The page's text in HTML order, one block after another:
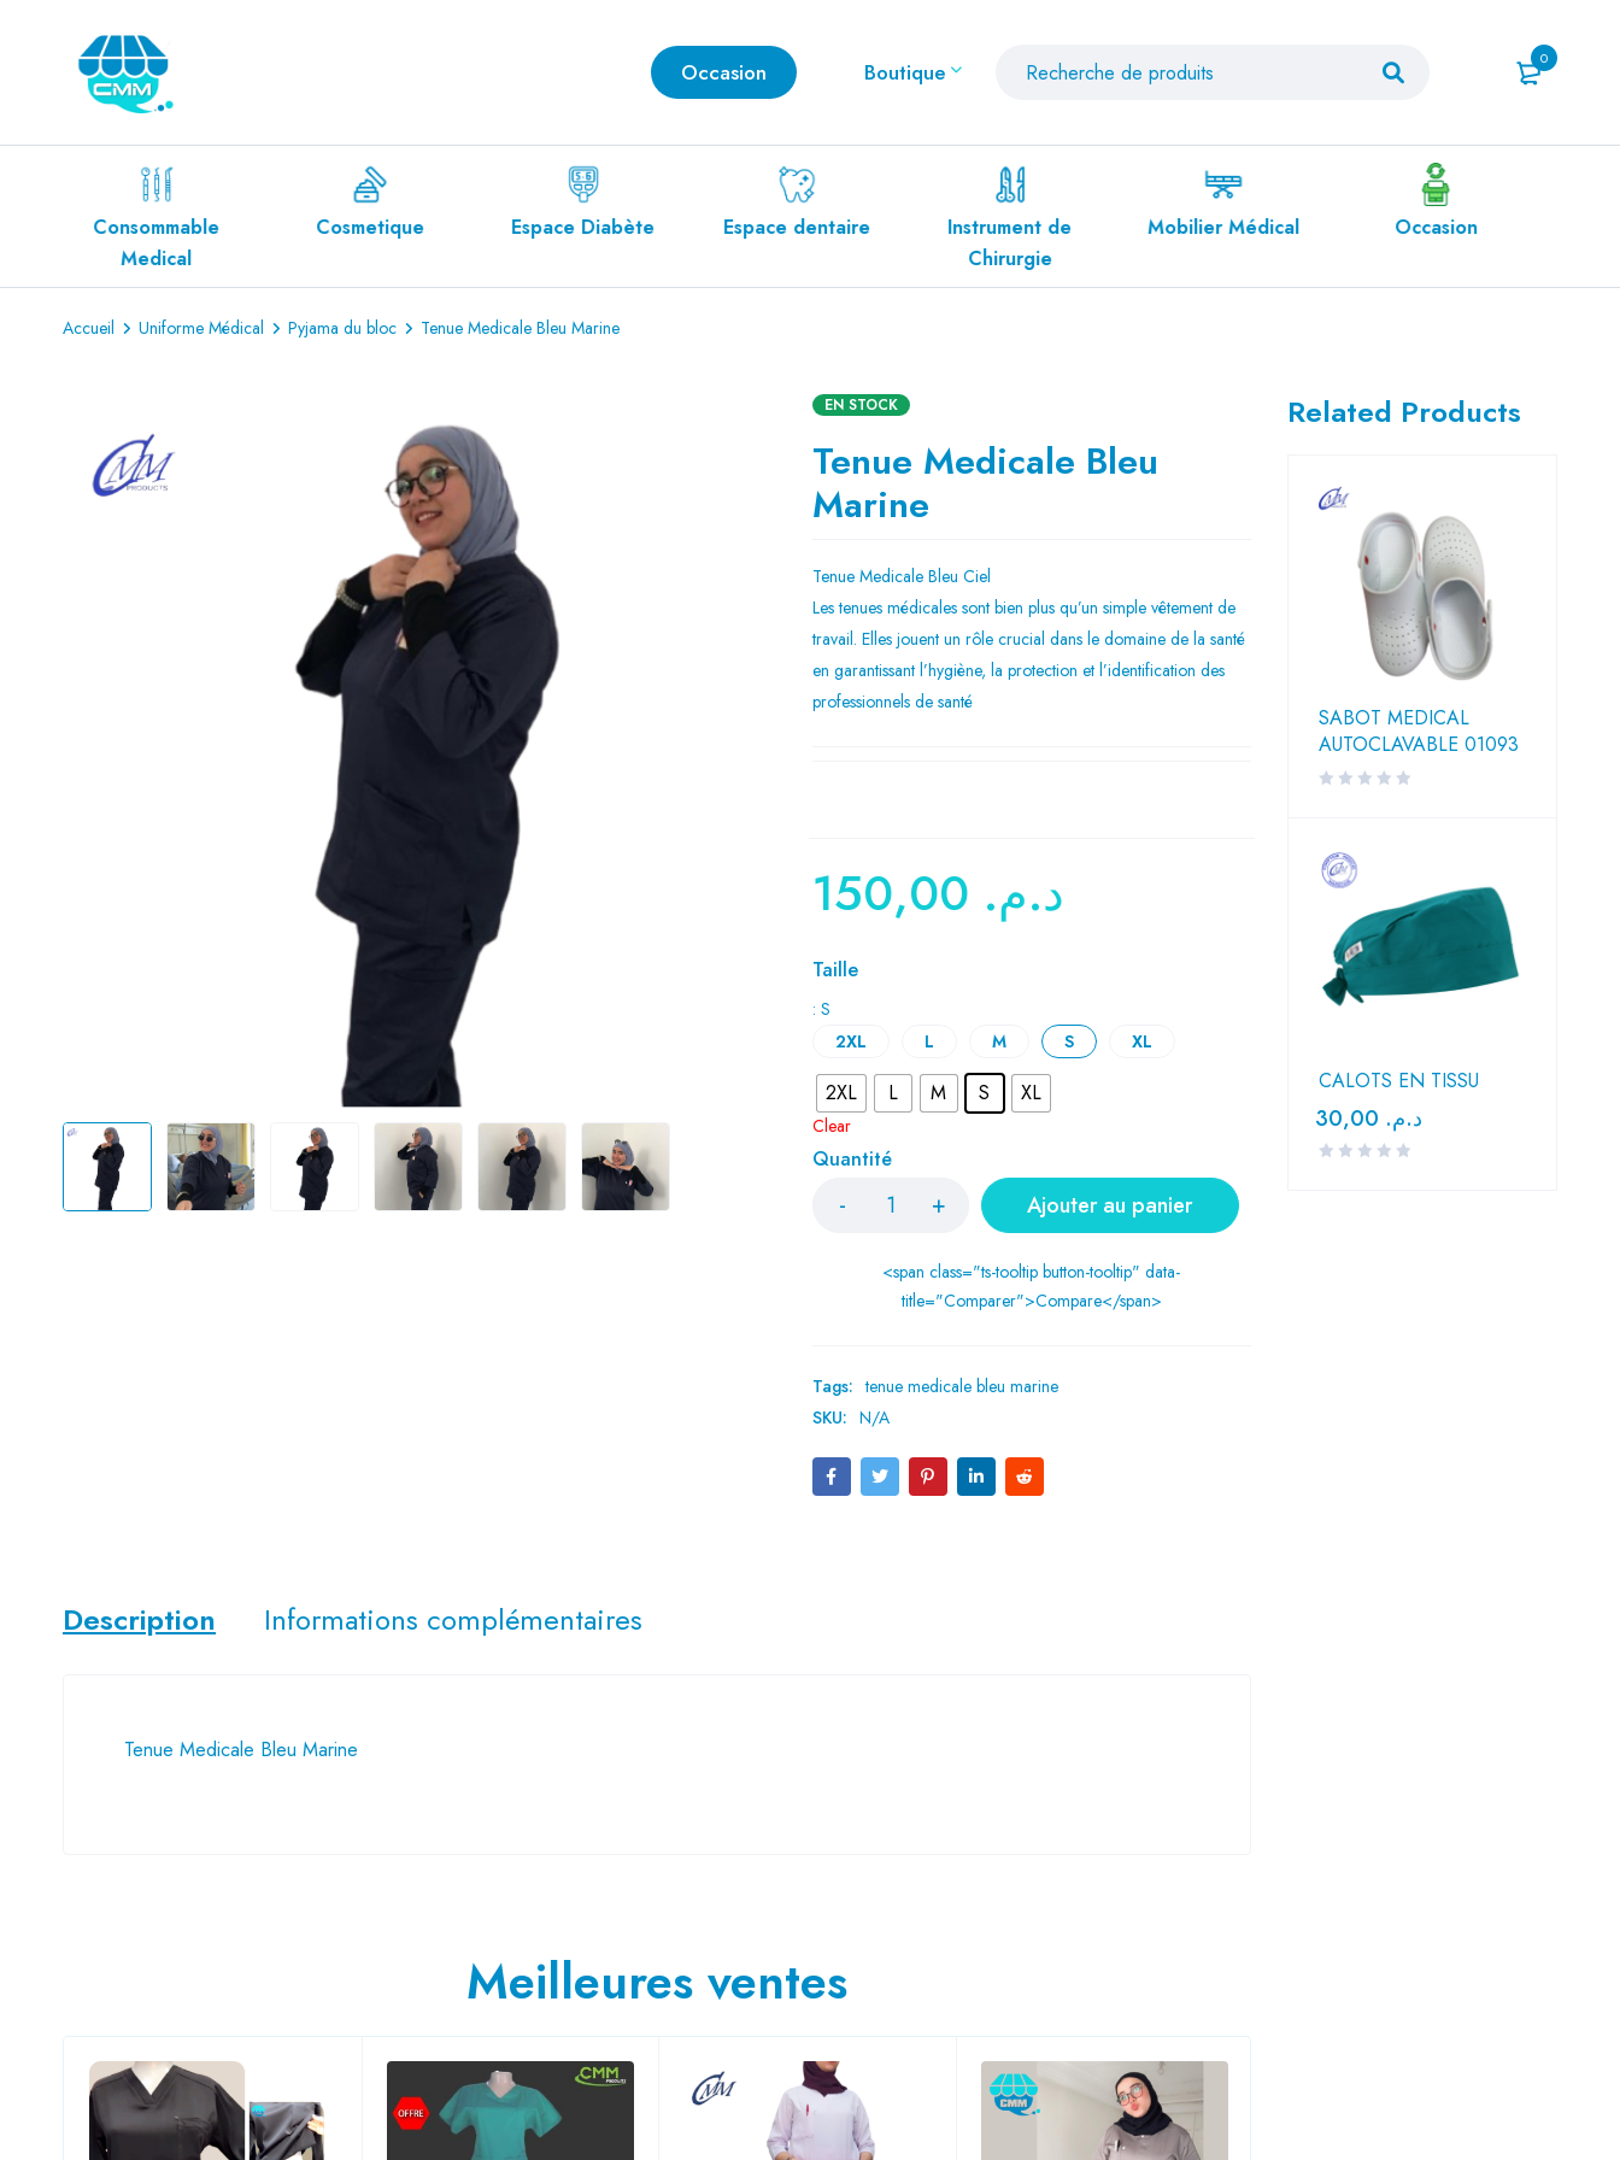
0
Occasion Boutique
Cosmetique Espace Diabète Espace dentaire
Instrument de
Mobilier Médical Occasion Orthopédie
Accueil Uniforme Médical Pyjama du bloc Tenue Medicale Bleu Marine
EN STOCK
Tenue Medicale Bleu
Marine
Tenue Medicale Bleu Ciel
Les tenues médicales sont bien plus qu’un simple vêtement de
travail. Elles jouent un rôle crucial dans le domaine de la santé
en garantissant l’hygiène, la protection et l’identification des
professionnels de santé
د.م.
Taille
: S
2XL
L M S XL
2XL L M S XL
Clear
Quantité
Ajouter au panier
<span class="ts-tooltip button-tooltip" data-
title="Comparer">Compare</span>
Tags: tenue medicale bleu marine
SKU: N/A
Description Informations complémentaires
Tenue Medicale Bleu Marine
Meilleures ventes
Related Products
SABOT MEDICAL
AUTOCLAVABLE 01093
CALOTS EN TISSU
د.م.